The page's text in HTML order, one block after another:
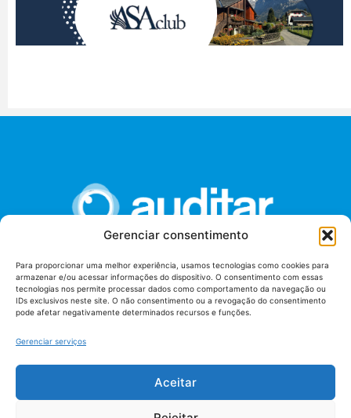
Gerenciar consentimento
Para proporcionar uma melhor experiência, usamos tecnologias como cookies para
armazenar e/ou acessar informações do dispositivo. O consentimento com essas
tecnologias nos permite processar dados como comportamento da navegação ou
IDs exclusivos neste site. O não consentimento ou a revogação do consentimento
pode afetar negativamente determinados recursos e funções.
Gerenciar serviços
Aceitar
União dos Auditores Federais de Controle Externo -
AUDITAR
Setor de Administração Federal Sul (SAF/Sul), Qd. 04, Lt. 01
Tribunal de Contas da União (TCU), Subsolo, Sala S04
Termos de uso